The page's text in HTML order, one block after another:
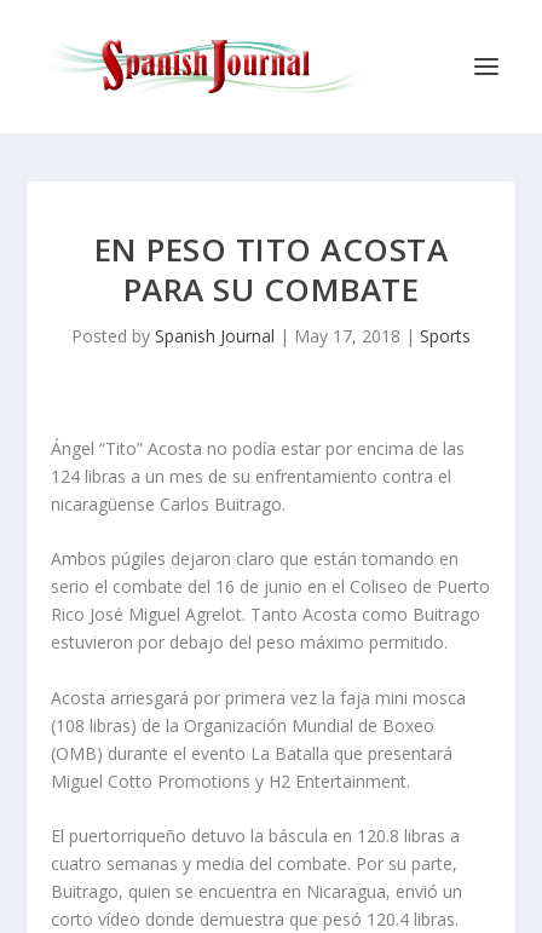
EN PESO TITO ACOSTA
PARA SU COMBATE
Posted by Spanish Journal | May 17, 2018 | Sports
Ángel “Tito” Acosta no podía estar por encima de las
124 libras a un mes de su enfrentamiento contra el
nicaragüense Carlos Buitrago.
Ambos púgiles dejaron claro que están tomando en
serio el combate del 16 de junio en el Coliseo de Puerto
Rico José Miguel Agrelot. Tanto Acosta como Buitrago
estuvieron por debajo del peso máximo permitido.
Acosta arriesgará por primera vez la faja mini mosca
(108 libras) de la Organización Mundial de Boxeo
(OMB) durante el evento La Batalla que presentará
Miguel Cotto Promotions y H2 Entertainment.
El puertorriqueño detuvo la báscula en 120.8 libras a
cuatro semanas y media del combate. Por su parte,
Buitrago, quien se encuentra en Nicaragua, envió un
corto vídeo donde demuestra que pesó 120.4 libras.